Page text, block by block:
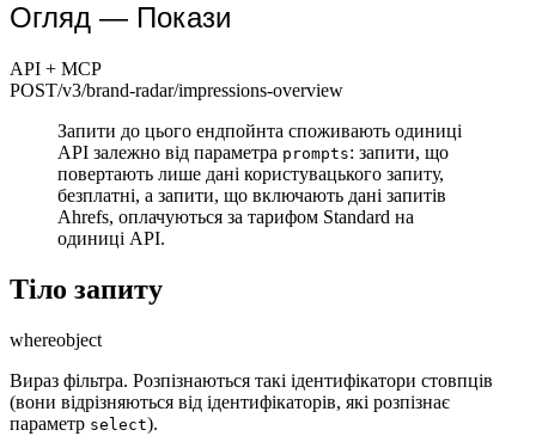
Огляд — Покази
API + MCP
POST/v3/brand-radar/impressions-overview
Запити до цього ендпойнта споживають одиниці
API залежно від параметра prompts: запити, що
повертають лише дані користувацького запиту,
безплатні, а запити, що включають дані запитів
Ahrefs, оплачуються за тарифом Standard на
одиниці API.
Тіло запиту
whereobject
Вираз фільтра. Розпізнаються такі ідентифікатори стовпців
(вони відрізняються від ідентифікаторів, які розпізнає
параметр select).